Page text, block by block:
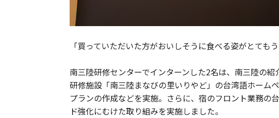
「買っていただいた方がおいしそうに食べる姿がとても
南三陸研修センターでインターンした2名は、南三陸の
研修施設「南三陸まなびの里いりやど」の台湾語ホーム
プランの作成などを実施。さらに、宿のフロント業務の
ド強化にむけた取り組みを実施しました。